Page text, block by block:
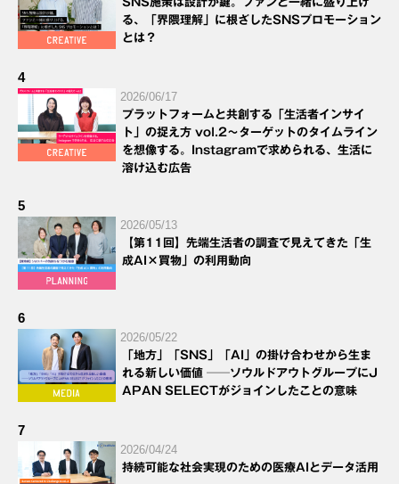
る、「界隈理解」に根ざしたSNSプロモーション
とは？
4
2026/06/17
プラットフォームと共創する「生活者インサイ
ト」の捉え方 vol.2～ターゲットのタイムライン
を想像する。Instagramで求められる、生活に
溶け込む広告
5
2026/05/13
【第11回】先端生活者の調査で見えてきた「生
成AI×買物」の利用動向
6
2026/05/22
「地方」「SNS」「AI」の掛け合わせから生ま
れる新しい価値 ──ソウルドアウトグループにJ
APAN SELECTがジョインしたことの意味
7
2026/04/24
持続可能な社会実現のための医療AIとデータ活用